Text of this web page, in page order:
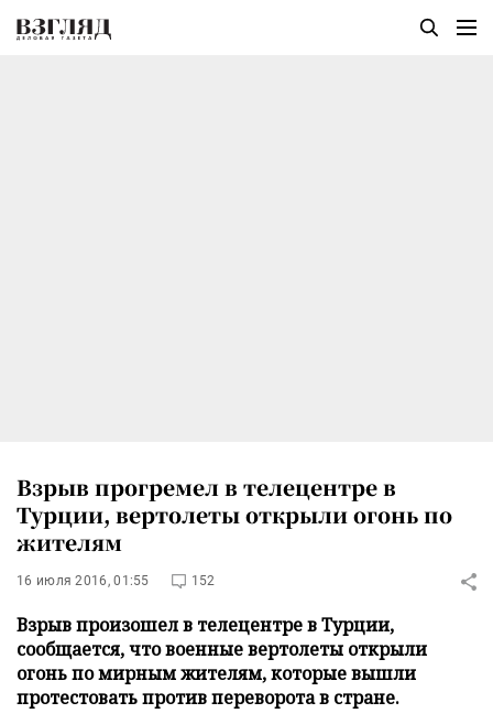
Взрыв прогремел в телецентре в
Турции, вертолеты открыли огонь по
жителям
16 июля 2016, 01:55 152
Взрыв произошел в телецентре в Турции,
сообщается, что военные вертолеты открыли
огонь по мирным жителям, которые вышли
протестовать против переворота в стране.